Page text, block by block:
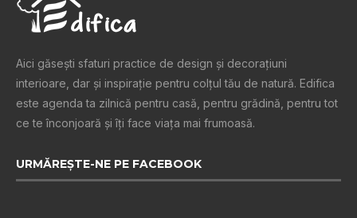
Aici găsești sfaturi practice de design şi decoraţiuni
interioare, dar și inspiraţie pentru colţul tău de natură. Edifica
este agenda ta zilnică pentru casă, pentru grădină, pentru tot
ce te înconjoară şi îţi face viaţa mai frumoasă.
URMĂREȘTE-NE PE FACEBOOK